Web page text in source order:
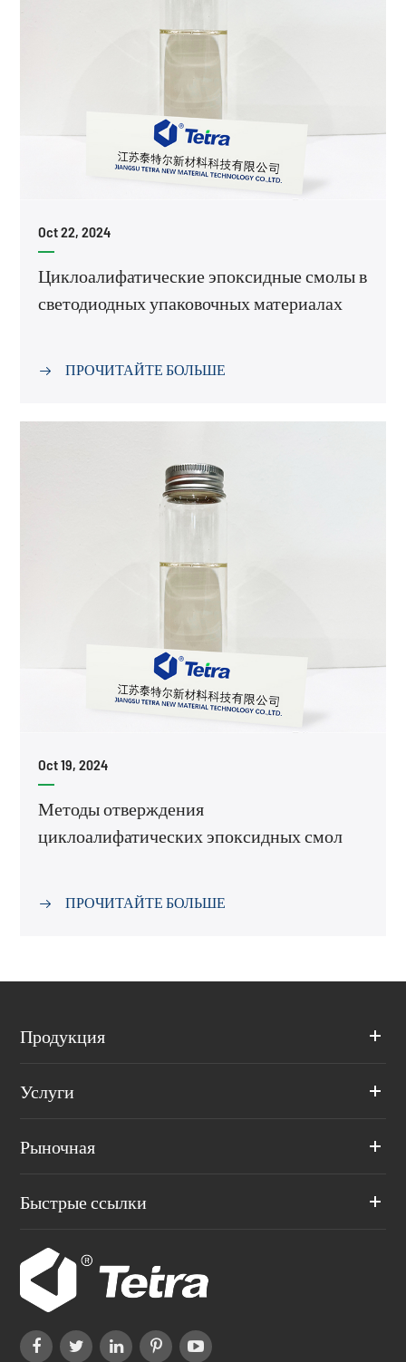
Oct 22, 2024
Циклоалифатические эпоксидные смолы в
светодиодных упаковочных материалах
 ПРОЧИТАЙТЕ БОЛЬШЕ
Oct 19, 2024
Методы отверждения
циклоалифатических эпоксидных смол
 ПРОЧИТАЙТЕ БОЛЬШЕ
Продукция
Услуги
Рыночная
Быстрые ссылки